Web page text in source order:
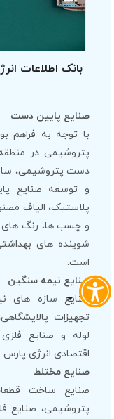
بانک اطلاعات
صنایع پایین دست
با توجه به فراهم
پتروشیمی در
دست پتروشیمی،
و توسعه صنایع
پلاستیک، الیاف
و چسب ها، رنگ
شوینده های
است.
صنایع نیمه سنگین
صنایع سازه های
تجهیزات
لوله و صنایع
اقتصادی انرژی
صنایع مختلط
صنایع ساخت
پتروشیمی، صنایع